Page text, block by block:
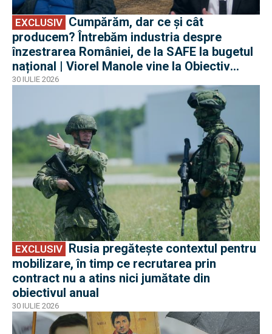
EXCLUSIV
producem? Întrebăm industria despre
înzestrarea României, de la SAFE la bugetul
național | Viorel Manole vine la Obiectiv
EuroAtlantic la DefenseRomania
30 IULIE 2026
EXCLUSIV
mobilizare, în timp ce recrutarea prin
contract nu a atins nici jumătate din
obiectivul anual
30 IULIE 2026